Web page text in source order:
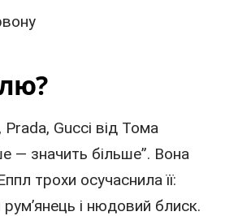
Prada, Gucci від Тома
— значить більше”. Вона
трохи осучаснила її:
і нюдовий блиск.